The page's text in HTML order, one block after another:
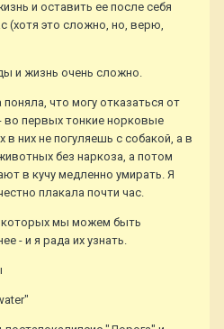
и оставить ее после себя
(хотя это сложно, но, верю,
и жизнь очень сложно.
что могу отказаться от
во первых тонкие норковые
них не погуляешь с собакой, а в
без наркоза, а потом
в кучу медленно умирать. Я
плакала почти час.
которых мы можем быть
- и я рада их узнать.